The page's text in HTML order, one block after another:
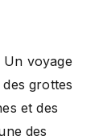
Un voyage
grottes
et des
des